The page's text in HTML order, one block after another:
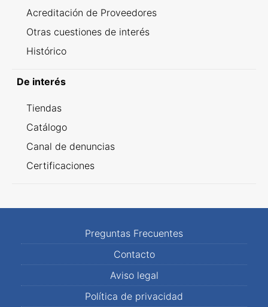
Acreditación de Proveedores
Otras cuestiones de interés
Histórico
De interés
Tiendas
Catálogo
Canal de denuncias
Certificaciones
Preguntas Frecuentes
Contacto
Aviso legal
Política de privacidad